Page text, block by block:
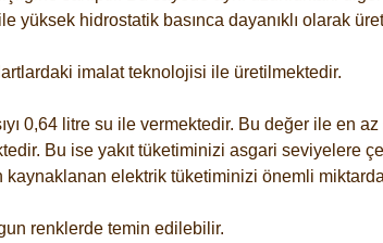
yüksek hidrostatik basınca dayanıklı olarak
imalat teknolojisi ile üretilmektedir.
0,64 litre su ile vermektedir. Bu değer ile en az
Bu ise yakıt tüketiminizi asgari seviyelere
kaynaklanan elektrik tüketiminizi önemli miktarda
renklerde temin edilebilir.